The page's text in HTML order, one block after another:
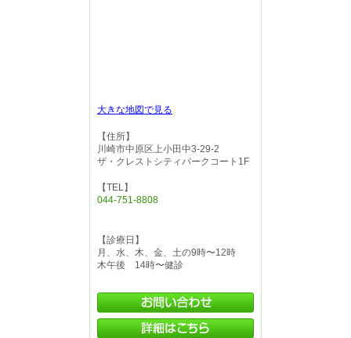
大きな地図で見る
【住所】
川崎市中原区上小田中3-29-2
ザ・クレストシティパークコート1F
【TEL】
044-751-8808
【診療日】
月、水、木、金、土の9時〜12時
木午後 14時〜健診